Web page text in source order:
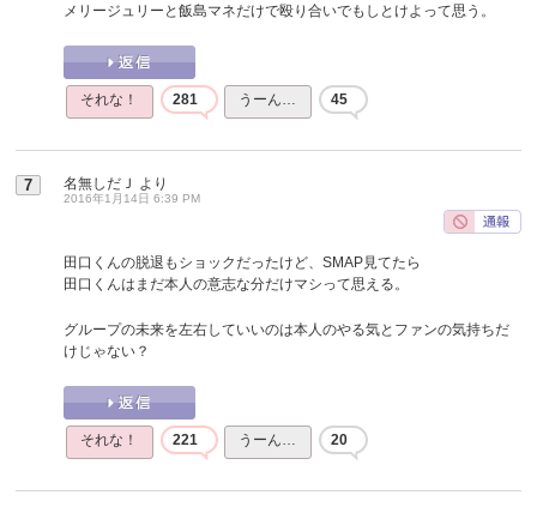
メリージュリーと飯島マネだけで殴り合いでもしとけよって思う。
それな！ 281 うーん… 45
7 名無しだＪ より
2016年1月14日 6:39 PM
田口くんの脱退もショックだったけど、SMAP見てたら
田口くんはまだ本人の意志な分だけマシって思える。
グループの未来を左右していいのは本人のやる気とファンの気持ちだ
けじゃない？
それな！ 221 うーん… 20